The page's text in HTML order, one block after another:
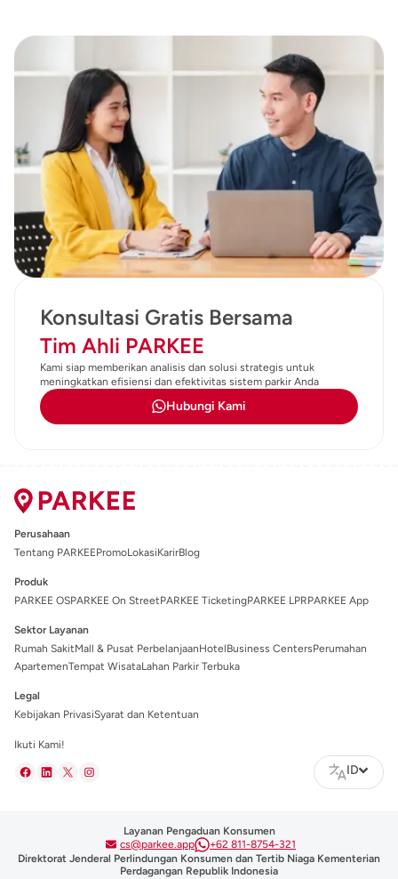
Tim Ahli PARKEE
Kami siap memberikan analisis dan solusi strategis untuk
meningkatkan efisiensi dan efektivitas sistem parkir Anda
Hubungi Kami
Perusahaan
Tentang PARKEEPromoLokasiKarirBlog
Produk
PARKEE OSPARKEE On StreetPARKEE TicketingPARKEE LPRPARKEE App
Sektor Layanan
Rumah SakitMall & Pusat PerbelanjaanHotelBusiness CentersPerumahan
ApartemenTempat WisataLahan Parkir Terbuka
Legal
Kebijakan PrivasiSyarat dan Ketentuan
Ikuti Kami!
ID
Layanan Pengaduan Konsumen
cs@parkee.app
+62 811-8754-321
Direktorat Jenderal Perlindungan Konsumen dan Tertib Niaga Kementerian
Perdagangan Republik Indonesia